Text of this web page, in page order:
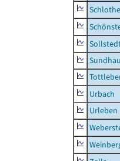
Urbach
Urleben